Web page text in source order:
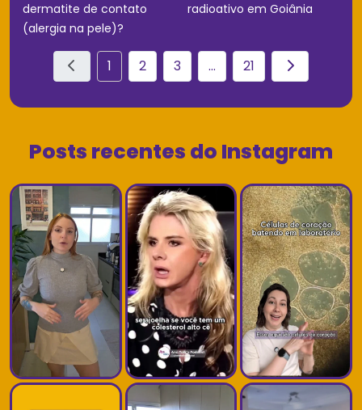
dermatite de contato
(alergia na pele)?
radioativo em Goiânia
1 2 3 ... 21
Posts recentes do Instagram